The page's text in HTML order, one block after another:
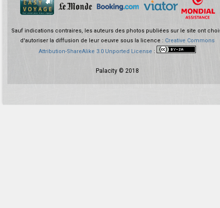
Sauf indications contraires, les auteurs des photos publiées sur le site ont
d'autoriser la diffusion de leur oeuvre sous la licence : Creative Commons
Attribution-ShareAlike 3.0 Unported License :
Palacity © 2018